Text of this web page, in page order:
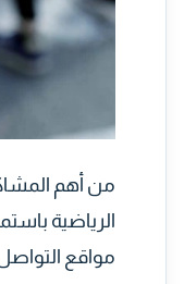
من أهم
الرياضية
مواقع